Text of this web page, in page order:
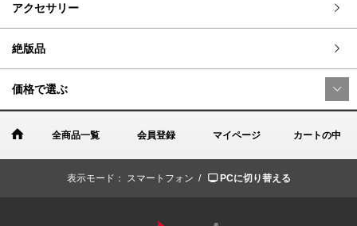
アクセサリー
絶版品
価格で選ぶ
全商品一覧 会員登録 マイページ カートの中
表示モード： スマートフォン / PCに切り替える